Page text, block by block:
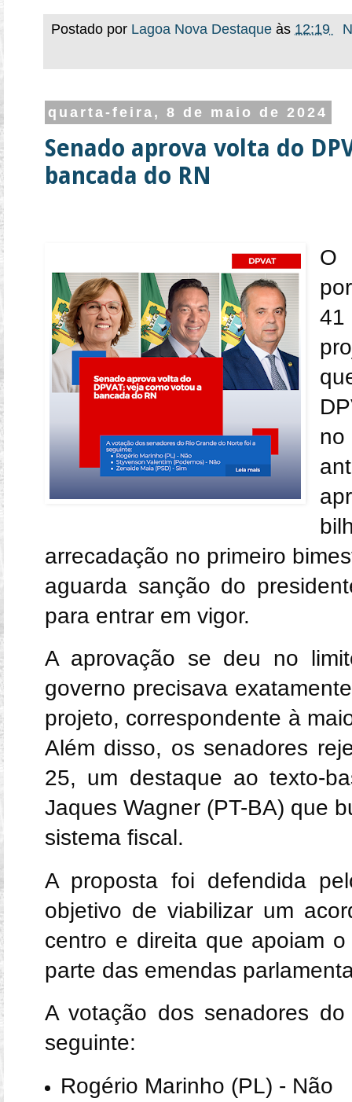
Postado por Lagoa Nova Destaque às 12:19
quarta-feira, 8 de maio de 2024
Senado aprova volta do
bancada do RN
O
41
no
arrecadação no primeiro
aguarda sanção do
para entrar em vigor.
A aprovação se deu no
governo precisava
projeto, correspondente à
Além disso, os senadores
25, um destaque ao texto-
Jaques Wagner (PT-BA) que
sistema fiscal.
A proposta foi defendida
objetivo de viabilizar um
centro e direita que apoiam
parte das emendas
A votação dos senadores
seguinte:
Rogério Marinho (PL) - Não